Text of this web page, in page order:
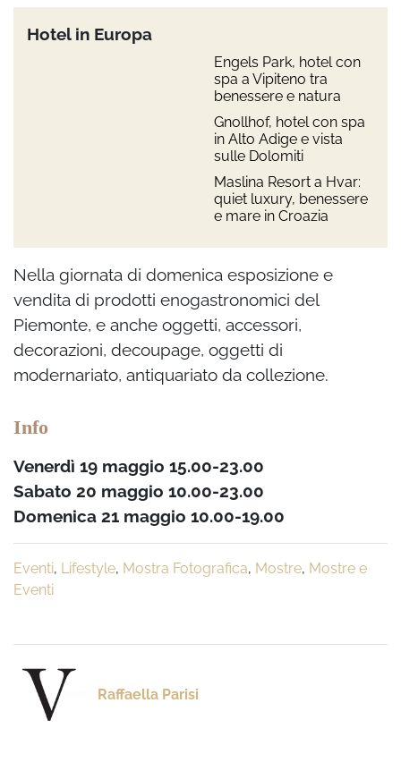
Hotel in Europa
Engels Park, hotel con
spa a Vipiteno tra
benessere e natura
Gnollhof, hotel con spa
in Alto Adige e vista
sulle Dolomiti
Maslina Resort a Hvar:
quiet luxury, benessere
e mare in Croazia
Nella giornata di domenica esposizione e
vendita di prodotti enogastronomici del
Piemonte, e anche oggetti, accessori,
decorazioni, decoupage, oggetti di
modernariato, antiquariato da collezione.
Info
Venerdì 19 maggio 15.00-23.00
Sabato 20 maggio 10.00-23.00
Domenica 21 maggio 10.00-19.00
Eventi, Lifestyle, Mostra Fotografica, Mostre, Mostre e
Eventi
Raffaella Parisi